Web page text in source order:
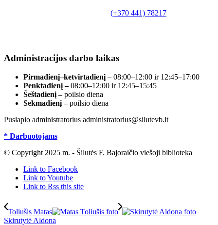
(+370 441) 78217
Administracijos darbo laikas
Pirmadienį–ketvirtadienį –08:00–12:00 ir 12:45–17:00
Penktadienį –08:00–12:00 ir 12:45–15:45
Šeštadienį –poilsio diena
Sekmadienį –poilsio diena
Puslapio administratorius administratorius@silutevb.lt
* Darbuotojams
© Copyright 2025 m. - Šilutės F. Bajoraičio viešoji biblioteka
Link to Facebook
Link to Youtube
Link to Rss this site
Toliušis Matas
Skirutytė Aldona